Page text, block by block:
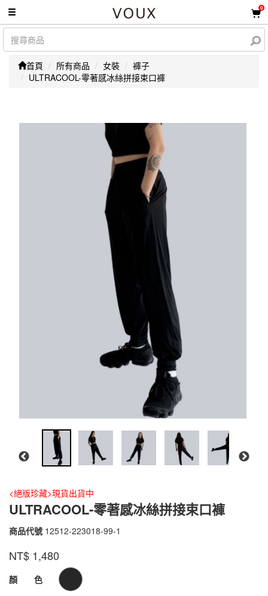
0
首頁 所有商品 女裝
褲子
ULTRACOOL-零著感冰絲拼接束口褲
<絕版珍藏>現貨出貨中
ULTRACOOL-零著感冰絲拼接束口褲
商品代號 12512-223018-99-1
12512-
99-
品牌 VOUX
NT$ 1,480
GOODS000000000000000107417
顏 色